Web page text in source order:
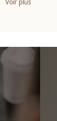
Voir plus